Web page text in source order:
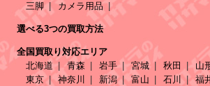
三脚
カメラ用品
選べる3つの買取方法
全国買取り対応エリア
北海道
青森 岩手 宮城 秋田 山
東京
神奈川 新潟 富山 石川 福